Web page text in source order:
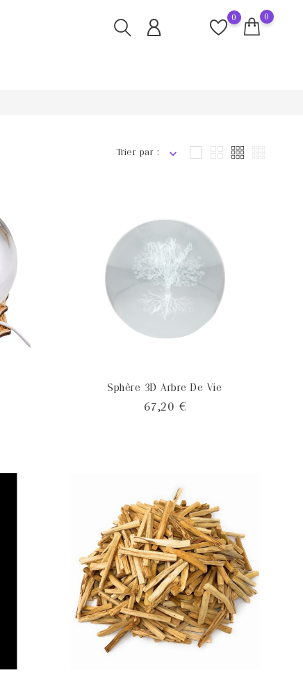
0
0
Trier par :
Sphère 3D Arbre De Vie
67,20 €